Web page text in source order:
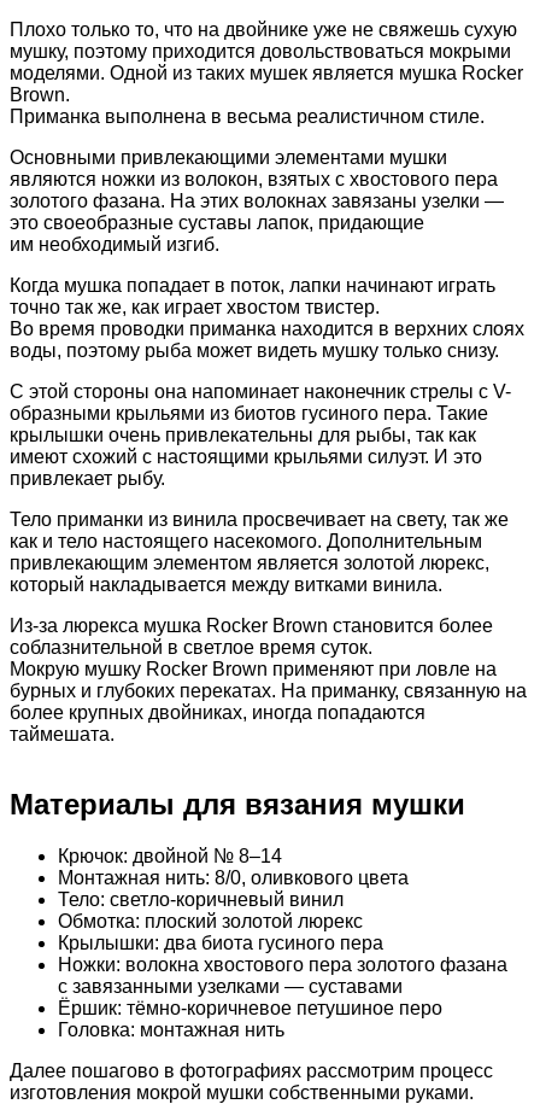
Плохо только то, что на двойнике уже не свяжешь сухую
мушку, поэтому приходится довольствоваться мокрыми
моделями. Одной из таких мушек является мушка Rocker
Brown.
Приманка выполнена в весьма реалистичном стиле.
Основными привлекающими элементами мушки
являются ножки из волокон, взятых с хвостового пера
золотого фазана. На этих волокнах завязаны узелки —
это своеобразные суставы лапок, придающие
им необходимый изгиб.
Когда мушка попадает в поток, лапки начинают играть
точно так же, как играет хвостом твистер.
Во время проводки приманка находится в верхних слоях
воды, поэтому рыба может видеть мушку только снизу.
С этой стороны она напоминает наконечник стрелы с V-
образными крыльями из биотов гусиного пера. Такие
крылышки очень привлекательны для рыбы, так как
имеют схожий с настоящими крыльями силуэт. И это
привлекает рыбу.
Тело приманки из винила просвечивает на свету, так же
как и тело настоящего насекомого. Дополнительным
привлекающим элементом является золотой люрекс,
который накладывается между витками винила.
Из-за люрекса мушка Rocker Brown становится более
соблазнительной в светлое время суток.
Мокрую мушку Rocker Brown применяют при ловле на
бурных и глубоких перекатах. На приманку, связанную на
более крупных двойниках, иногда попадаются
таймешата.
Материалы для вязания мушки
Крючок: двойной № 8–14
Монтажная нить: 8/0, оливкового цвета
Тело: светло-коричневый винил
Обмотка: плоский золотой люрекс
Крылышки: два биота гусиного пера
Ножки: волокна хвостового пера золотого фазана
с завязанными узелками — суставами
Ёршик: тёмно-коричневое петушиное перо
Головка: монтажная нить
Далее пошагово в фотографиях рассмотрим процесс
изготовления мокрой мушки собственными руками.